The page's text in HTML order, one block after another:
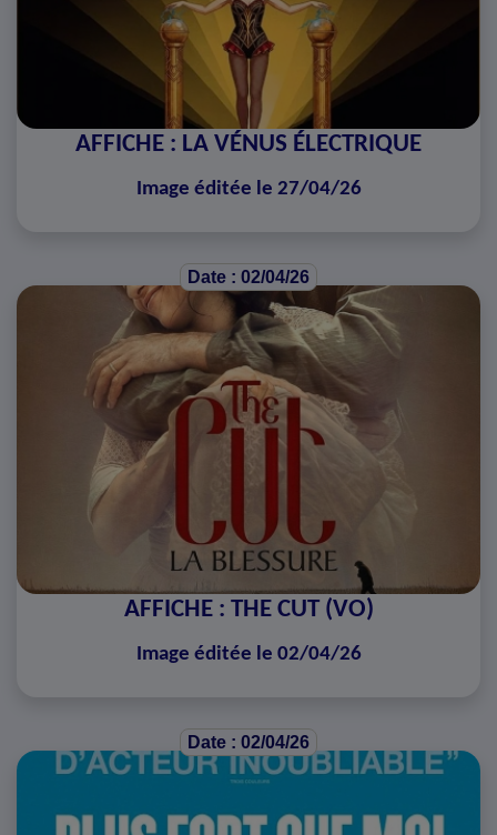
AFFICHE : LA VÉNUS ÉLECTRIQUE
Image éditée le 27/04/26
Date : 02/04/26
AFFICHE : THE CUT (VO)
Image éditée le 02/04/26
Date : 02/04/26